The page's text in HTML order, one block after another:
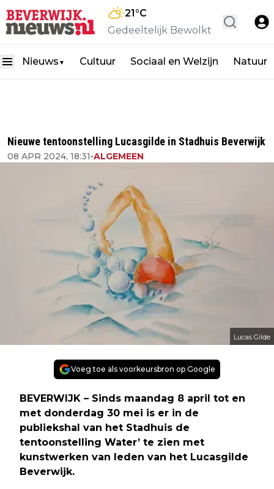
21°C
Gedeeltelijk Bewolkt
Nieuws ▼ Cultuur Sociaal en Welzijn Natuur
Nieuwe tentoonstelling Lucasgilde in Stadhuis Beverwijk
08 APR 2024, 18:31•ALGEMEEN
Lucas Gilde
Voeg toe als voorkeursbron op Google
BEVERWIJK – Sinds maandag 8 april tot en
met donderdag 30 mei is er in de
publiekshal van het Stadhuis de
tentoonstelling Water’ te zien met
kunstwerken van leden van het Lucasgilde
Beverwijk.